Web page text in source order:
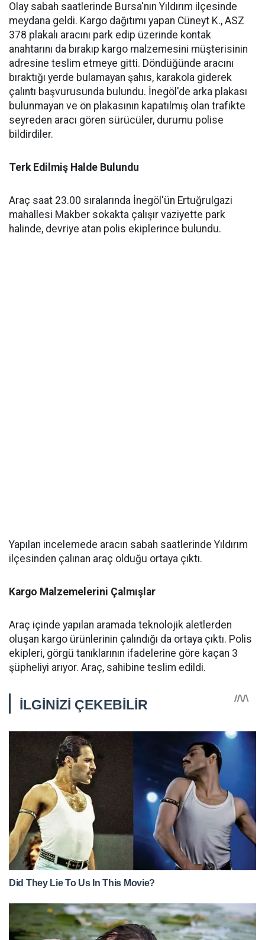
Olay sabah saatlerinde Bursa'nın Yıldırım ilçesinde
meydana geldi. Kargo dağıtımı yapan Cüneyt K., ASZ
378 plakalı aracını park edip üzerinde kontak
anahtarını da bırakıp kargo malzemesini müşterisinin
adresine teslim etmeye gitti. Döndüğünde aracını
bıraktığı yerde bulamayan şahıs, karakola giderek
çalıntı başvurusunda bulundu. İnegöl'de arka plakası
bulunmayan ve ön plakasının kapatılmış olan trafikte
seyreden aracı gören sürücüler, durumu polise
bildirdiler.
Terk Edilmiş Halde Bulundu
Araç saat 23.00 sıralarında İnegöl'ün Ertuğrulgazi
mahallesi Makber sokakta çalışır vaziyette park
halinde, devriye atan polis ekiplerince bulundu.
Yapılan incelemede aracın sabah saatlerinde Yıldırım
ilçesinden çalınan araç olduğu ortaya çıktı.
Kargo Malzemelerini Çalmışlar
Araç içinde yapılan aramada teknolojik aletlerden
oluşan kargo ürünlerinin çalındığı da ortaya çıktı. Polis
ekipleri, görgü tanıklarının ifadelerine göre kaçan 3
şüpheliyi arıyor. Araç, sahibine teslim edildi.